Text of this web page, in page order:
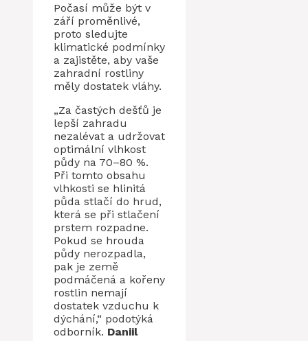
Počasí může být v
září proměnlivé,
proto sledujte
klimatické podmínky
a zajistěte, aby vaše
zahradní rostliny
měly dostatek vláhy.
„Za častých dešťů je
lepší zahradu
nezalévat a udržovat
optimální vlhkost
půdy na 70–80 %.
Při tomto obsahu
vlhkosti se hlinitá
půda stlačí do hrud,
která se při stlačení
prstem rozpadne.
Pokud se hrouda
půdy nerozpadla,
pak je země
podmáčená a kořeny
rostlin nemají
dostatek vzduchu k
dýchání,“ podotýká
odborník. Daniil